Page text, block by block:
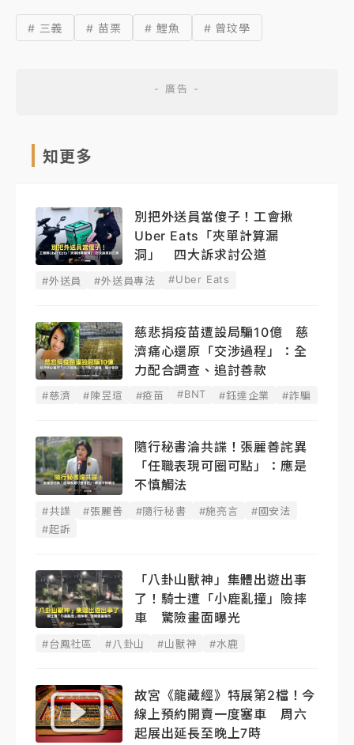
# 三義 # 苗栗 # 鯉魚 # 曾玟學
知更多
別把外送員當傻子！工會揪
Uber Eats「夾單計算漏
洞」 四大訴求討公道
#外送員 #外送員專法 #Uber Eats
慈悲捐疫苗遭設局騙10億 慈
濟痛心還原「交涉過程」：全
力配合調查、追討善款
#慈濟 #陳昱瑄 #疫苗 #BNT #鈺達企業 #詐騙
隨行秘書淪共諜！張麗善詫異
「任職表現可圈可點」：應是
不慎觸法
#共諜 #張麗善 #隨行秘書 #施亮言
#國安法
#起訴
「八卦山獸神」集體出遊出事
了！騎士遭「小鹿亂撞」險摔
車 驚險畫面曝光
#台鳳社區 #八卦山 #山獸神 #水鹿
故宮《龍藏經》特展第2檔！今
線上預約開賣一度塞車 周六
起展出延長至晚上7時